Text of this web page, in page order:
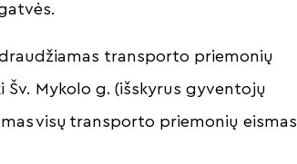
draudžiamas transporto priemonių
Šv. Mykolo g. (išskyrus gyventojų
visų transporto priemonių eismas